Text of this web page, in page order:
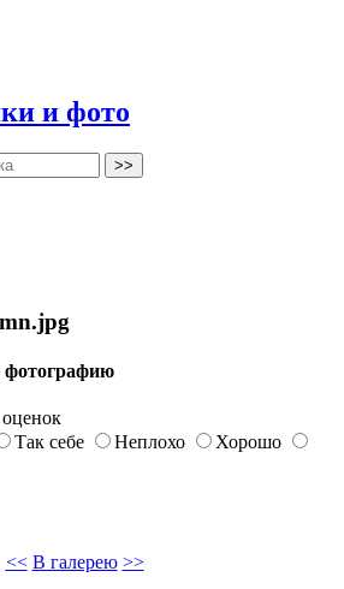
и фото
фотографию
Так себе Неплохо
Хорошо
<< В галерею >>